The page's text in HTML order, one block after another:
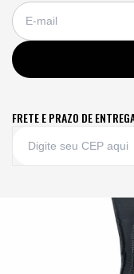
FRETE E PRAZO DE